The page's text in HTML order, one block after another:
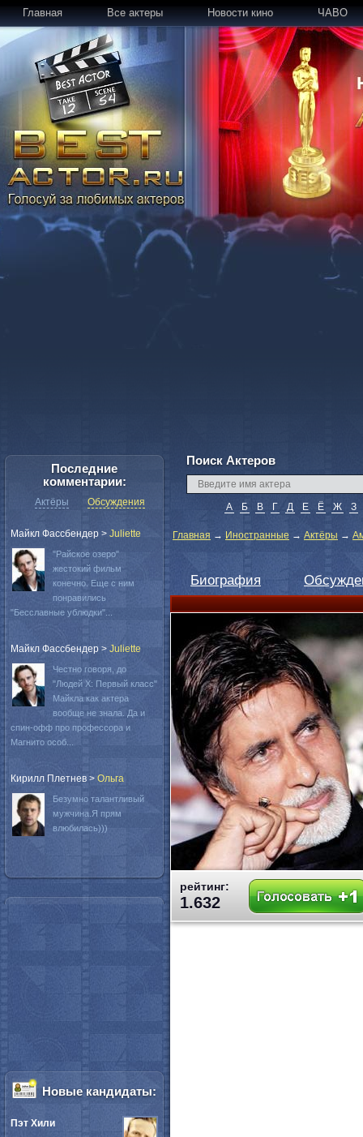
Главная Все актеры Новости кино ЧАВО
Поиск Актеров
А Б В Г Д Е Ё Ж З
Главная → Иностранные → Актёры →
Биография
рейтинг:
1.632
Последние
комментарии:
Актёры Обсуждения
Майкл Фассбендер > Juliette
"Райское озеро"
жестокий фильм
конечно. Еще с ним
понравились
"Бесславные ублюдки"...
Майкл Фассбендер > Juliette
Честно говоря, до
"Людей Х: Первый класс"
Майкла как актера
вообще не знала. Да и
спин-офф про профессора и
Магнито особ...
Кирилл Плетнев > Oльга
Безумно талантливый
мужчина.Я прям
влюбилась)))
Новые кандидаты:
Пэт Хили